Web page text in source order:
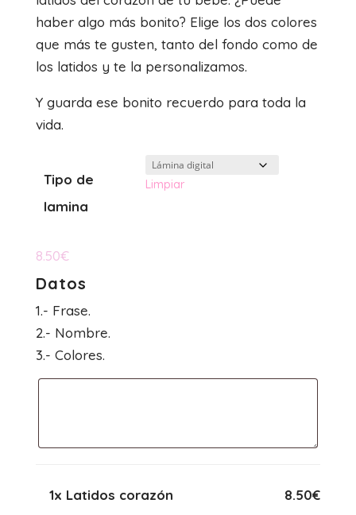
desde
8.50€
hasta
haber algo más bonito? Elige los dos colores
que más te gusten, tanto del fondo como de
los latidos y te la personalizamos.
Y guarda ese bonito recuerdo para toda la
vida.
Tipo de
lamina
Limpiar
8.50€
Datos
1.- Frase.
2.- Nombre.
3.- Colores.
1x Latidos corazón 8.50€